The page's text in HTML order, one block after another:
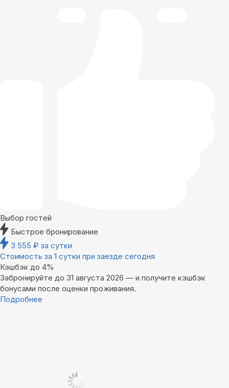
Выбор гостей
Быстрое бронирование
3 555 ₽ за сутки
Стоимость за 1 сутки при заезде сегодня
Кэшбэк до 4%
Забронируйте до 31 августа 2026 — и получите кэшбэк
бонусами после оценки проживания.
Подробнее